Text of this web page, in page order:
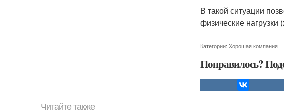
В такой ситуации
физические нагрузки
Категории: Хорошая компания
Понравилось?
Читайте также